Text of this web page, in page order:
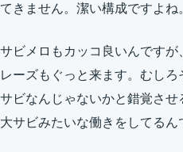
てきません。潔い構成ですよね
サビメロもカッコ良いんです
レーズもぐっと来ます。むし
サビなんじゃないかと錯覚さ
大サビみたいな働きをしてるん